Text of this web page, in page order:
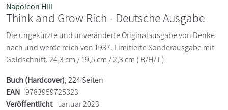
Napoleon Hill
Think and Grow Rich - Deutsche Ausgabe
Die ungekürzte und unveränderte Originalausgabe von Denke
nach und werde reich von 1937. Limitierte Sonderausgabe mit
Goldschnitt. 24,3 cm / 19,5 cm / 2,3 cm ( B/H/T )
Buch (Hardcover), 224 Seiten
EAN 9783959725323
Veröffentlicht Januar 2023